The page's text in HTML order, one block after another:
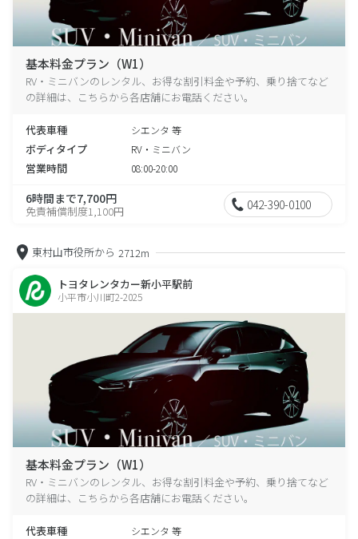
基本料金プラン（W1）
RV・ミニバンのレンタル、お得な割引料金や予約、乗り捨てなど
の詳細は、こちらから各店舗にお電話ください。
代表車種 シエンタ 等
ボディタイプ RV・ミニバン
営業時間 08:00-20:00
6時間まで7,700円
免責補償制度1,100円 042-390-0100
東村山市役所から 2712m
トヨタレンタカー新小平駅前
小平市小川町2-2025
基本料金プラン（W1）
RV・ミニバンのレンタル、お得な割引料金や予約、乗り捨てなど
の詳細は、こちらから各店舗にお電話ください。
代表車種 シエンタ 等